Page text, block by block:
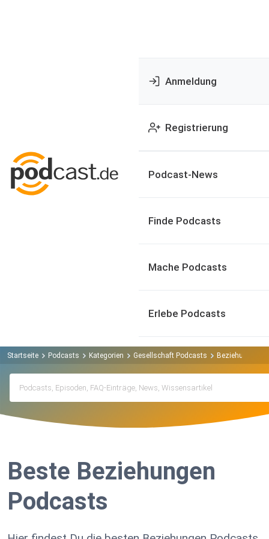
Anmeldung
Registrierung
Podcast-News
Finde Podcasts
Mache Podcasts
Erlebe Podcasts
Startseite Podcasts Kategorien Gesellschaft Podcasts Beziehungen
Beste Beziehungen
Podcasts